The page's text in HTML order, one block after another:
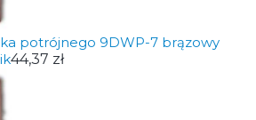
potrójnego 9DWP-7 brązowy
44,37 zł